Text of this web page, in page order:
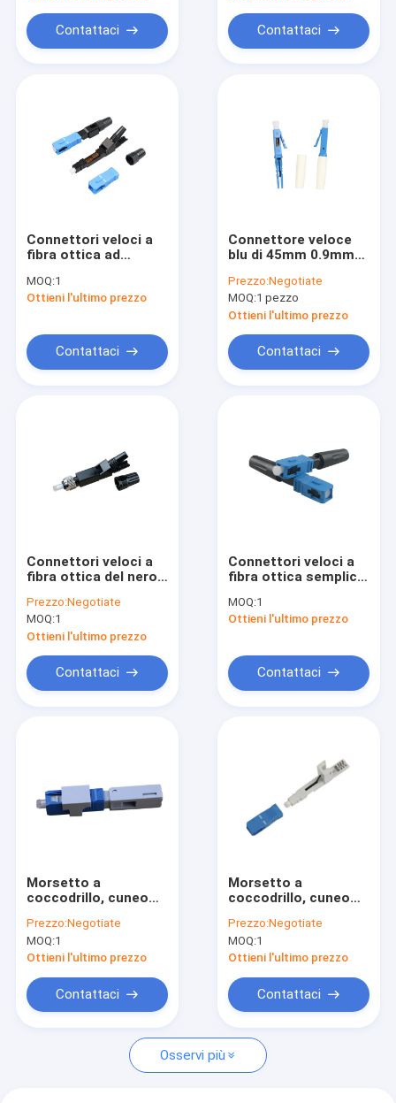
Contattaci Contattaci
Connettori veloci a
fibra ottica ad
FTTB
MOQ:1
Ottieni l'ultimo prezzo
Contattaci
Connettore veloce
blu di 45mm 0.9mm
Prezzo:Negotiate
MOQ:1 pezzo
Ottieni l'ultimo prezzo
Contattaci
Connettori veloci a
fibra ottica del nero
Prezzo:Negotiate
MOQ:1
Ottieni l'ultimo prezzo
Contattaci
Connettori veloci a
fibra ottica semplici
MOQ:1
Ottieni l'ultimo prezzo
Contattaci
Morsetto a
coccodrillo, cuneo
52mm, per cavo
flessibile, input
verticale, connettori
di SC/UPC
Prezzo:Negotiate
MOQ:1
Ottieni l'ultimo prezzo
Contattaci
Morsetto a
coccodrillo, cuneo
MP, 52mm, per cavo
flessibile, input
verticale, connettore
dell'Assemblea di
campo di SC/UPC
Prezzo:Negotiate
MOQ:1
Ottieni l'ultimo prezzo
Contattaci
Osservi più